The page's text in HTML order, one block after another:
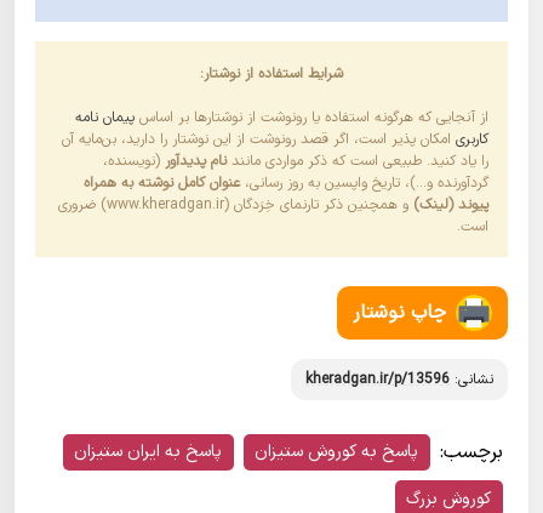
شرایط استفاده از نوشتار:
از آنجایی که هرگونه استفاده یا رونوشت از نوشتارها بر اساس پیمان نامه
کاربری امکان پذیر است، اگر قصد رونوشت از این نوشتار را دارید، بن‌مایه آن
را یاد کنید. طبیعی است که ذکر مواردی مانندنام پدیدآور (نویسنده،
گردآورنده و…)، تاریخ واپسین به روز رسانی،عنوان کامل نوشته به همراه
پیوند (لینک)
و همچنین ذکر تارنمای خِرَدگان (www.kheradgan.ir) ضروری
است.
چاپ نوشتار
نشانی: kheradgan.ir/p/13596
برچسب: پاسخ به کوروش ستیزان
پاسخ به ایران ستیزان
کوروش بزرگ